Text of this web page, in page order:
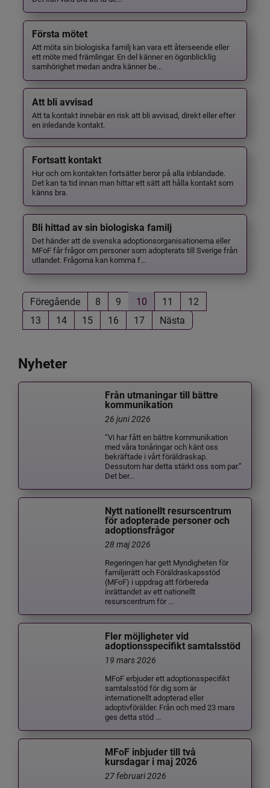
Första mötet
Att möta sin biologiska familj kan vara ett återseende eller
ett möte med främlingar. En del känner en ögonblicklig
samhörighet medan andra känner be...
Att bli avvisad
Att ta kontakt innebär en risk att bli avvisad, direkt eller efter
en inledande kontakt.
Fortsatt kontakt
Hur och om kontakten fortsätter beror på alla inblandade.
Det kan ta tid innan man hittar ett sätt att hålla kontakt som
känns bra.
Bli hittad av sin biologiska familj
Det händer att de svenska adoptionsorganisationerna eller
MFoF får frågor om personer som adopterats till Sverige från
utlandet. Frågorna kan komma f...
Föregående 8 9 10 11
12
13
14 15 16 17 Nästa
Nyheter
Från utmaningar till bättre
kommunikation
26 juni 2026
”Vi har fått en bättre kommunikation
med våra tonåringar och känt oss
bekräftade i vårt föräldraskap.
Dessutom har detta stärkt oss som par.”
Det ber...
Nytt nationellt resurscentrum
för adopterade personer och
adoptionsfrågor
28 maj 2026
Regeringen har gett Myndigheten för
familjerätt och Föräldraskapsstöd
(MFoF) i uppdrag att förbereda
inrättandet av ett nationellt
resurscentrum för ...
Fler möjligheter vid
adoptionsspecifikt samtalsstöd
19 mars 2026
MFoF erbjuder ett adoptionsspecifikt
samtalsstöd för dig som är
internationellt adopterad eller
adoptivförälder. Från och med 23 mars
ges detta stöd ...
MFoF inbjuder till två
kursdagar i maj 2026
27 februari 2026